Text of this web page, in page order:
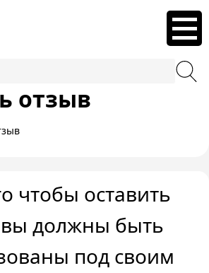
отзыв
чтобы оставить
должны быть
под своим